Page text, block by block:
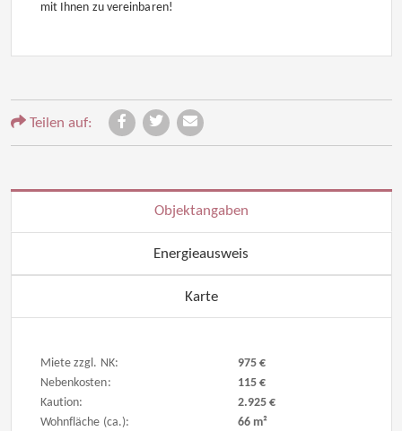
mit Ihnen zu vereinbaren!
Teilen auf:
Objektangaben
Energieausweis
Karte
Miete zzgl. NK:
975 €
Nebenkosten:
115 €
Kaution:
2.925 €
Wohnfläche (ca.):
66 m²